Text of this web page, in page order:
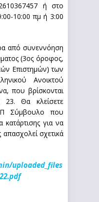
ή στο
10:00 πμ ή 3:00
από συνεννόηση
(3ος όροφος,
Επιστημών) των
Ανοικτού
που βρίσκονται
Θα κλείσετε
Σύμβουλο που
κατάρτισης για να
σχετικά
uploaded_files